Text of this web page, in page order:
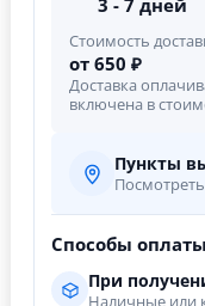
3 - 7 дней
Стоимость
от 650 ₽
Доставка
включена в
Пункты
Способы оплаты
При